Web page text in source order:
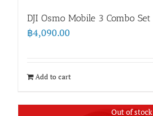
DJI Osmo Mobile 3 Combo Set
฿4,090.00
Add to cart
Out of stock